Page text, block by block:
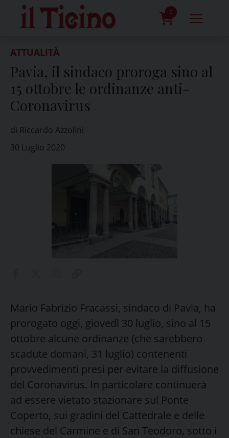
content
0
ATTUALITÀ
Pavia, il sindaco proroga sino al
15 ottobre le ordinanze anti-
Coronavirus
di Riccardo Azzolini
30 Luglio 2020
Mario Fabrizio Fracassi, sindaco di Pavia, ha
prorogato oggi, giovedì 30 luglio, sino al 15
ottobre alcune ordinanze (che sarebbero
scadute domani, 31 luglio) contenenti
provvedimenti presi per evitare la diffusione
del Coronavirus. In particolare continuerà
ad essere vietato stazionare sul Ponte
Coperto, sui gradini del Cattedrale e delle
chiese del Carmine e di San Teodoro, sotto i